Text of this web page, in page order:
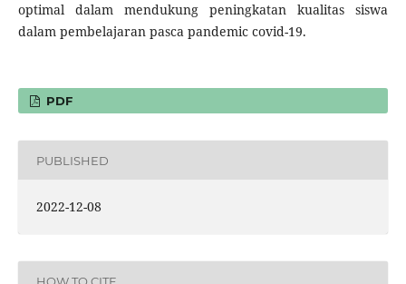
optimal dalam mendukung peningkatan kualitas siswa
dalam pembelajaran pasca pandemic covid-19.
PDF
PUBLISHED
2022-12-08
HOW TO CITE